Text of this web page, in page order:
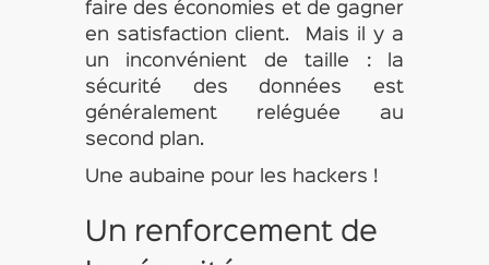
faire des économies et de gagner
en satisfaction client. Mais il y a
un inconvénient de taille : la
sécurité des données est
généralement reléguée au
second plan.
Une aubaine pour les hackers !
Un renforcement de